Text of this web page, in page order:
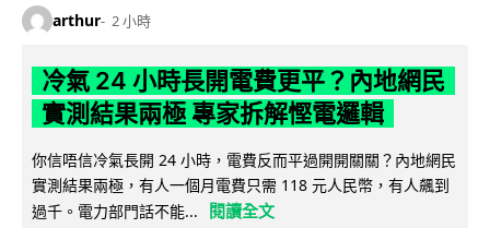
arthur 2 小時
冷氣 24 小時長開電費更平？內地網民
實測結果兩極 專家拆解慳電邏輯
你信唔信冷氣長開 24 小時，電費反而平過開開關關？內地網民
實測結果兩極，有人一個月電費只需 118 元人民幣，有人飆到
過千。電力部門話不能...
閱讀全文